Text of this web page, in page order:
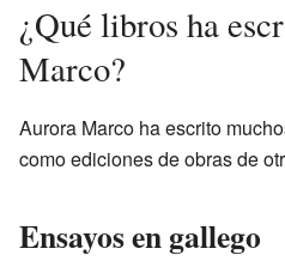
¿Qué libros ha
Marco?
Aurora Marco ha escrito
como ediciones de obras de
Ensayos en gallego